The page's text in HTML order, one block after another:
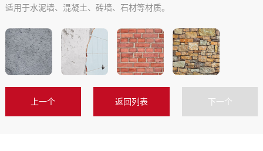
适用于水泥墙、混凝土、砖墙、石材等材质。
上一个 返回列表 下一个